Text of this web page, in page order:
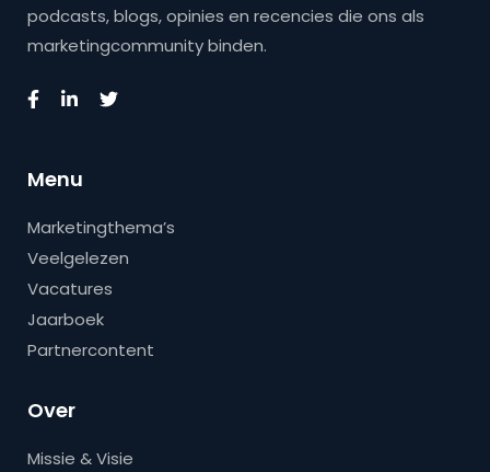
podcasts, blogs, opinies en recencies die ons als
marketingcommunity binden.
Menu
Marketingthema’s
Veelgelezen
Vacatures
Jaarboek
Partnercontent
Over
Missie & Visie